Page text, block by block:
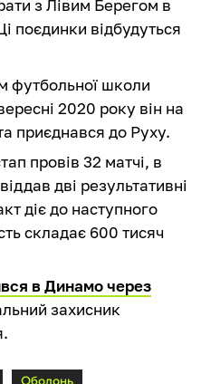
з Лівим Берегом в
поєдинки відбудуться
футбольної школи
2020 року він на
приєднався до Руху.
провів 32 матчі, в
дві результативні
діє до наступного
складає 600 тисяч
в Динамо через
захисник
Оболонь